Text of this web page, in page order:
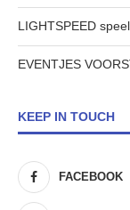
LIGHTSPEED
EVENTJES
KEEP IN TOUCH
FACEBOOK